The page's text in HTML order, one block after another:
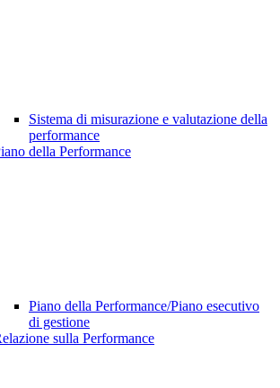
Sistema di misurazione e valutazione della
performance
della Performance
Piano della Performance/Piano esecutivo
di gestione
sulla Performance